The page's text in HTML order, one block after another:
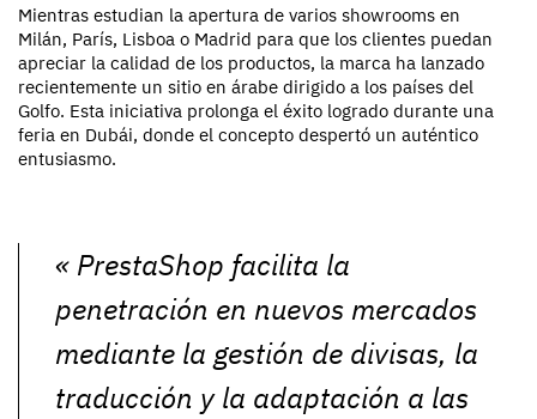
Mientras estudian la apertura de varios showrooms en
Milán, París, Lisboa o Madrid para que los clientes puedan
apreciar la calidad de los productos, la marca ha lanzado
recientemente un sitio en árabe dirigido a los países del
Golfo. Esta iniciativa prolonga el éxito logrado durante una
feria en Dubái, donde el concepto despertó un auténtico
entusiasmo.
« PrestaShop facilita la
penetración en nuevos mercados
mediante la gestión de divisas, la
traducción y la adaptación a las